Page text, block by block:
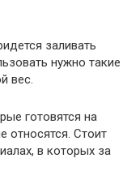
заливать
нужно такие
вес.
готовятся на
относятся. Стоит
в которых за